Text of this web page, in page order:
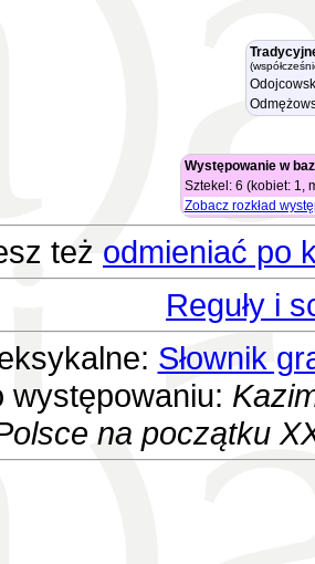
Występowanie w
Sztekel: 6 (kobiet: 1,
Zobacz rozkład
też odmieniać po
Reguły i
Słownik
występowaniu:
na początku